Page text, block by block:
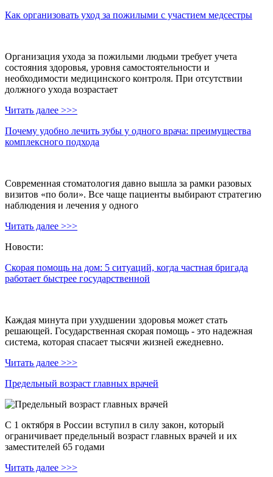
Как организовать уход за пожилыми с участием медсестры
Организация ухода за пожилыми людьми требует учета
состояния здоровья, уровня самостоятельности и
необходимости медицинского контроля. При отсутствии
должного ухода возрастает
Читать далее >>>
Почему удобно лечить зубы у одного врача: преимущества
комплексного подхода
Современная стоматология давно вышла за рамки разовых
визитов «по боли». Все чаще пациенты выбирают стратегию
наблюдения и лечения у одного
Читать далее >>>
Новости:
Скорая помощь на дом: 5 ситуаций, когда частная бригада
работает быстрее государственной
Каждая минута при ухудшении здоровья может стать
решающей. Государственная скорая помощь - это надежная
система, которая спасает тысячи жизней ежедневно.
Читать далее >>>
Предельный возраст главных врачей
С 1 октября в России вступил в силу закон, который
ограничивает предельный возраст главных врачей и их
заместителей 65 годами
Читать далее >>>